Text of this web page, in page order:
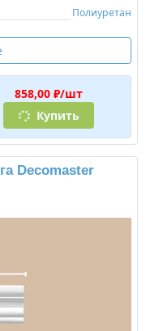
Полиуретан
858,00 ₽/шт
Купить
Decomaster